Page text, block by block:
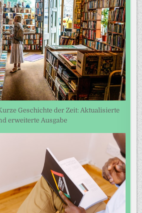
Geschichte der Zeit: Aktualisierte
erweiterte Ausgabe